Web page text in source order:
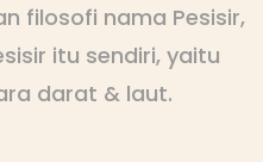
filosofi nama Pesisir,
itu sendiri, yaitu
darat & laut.